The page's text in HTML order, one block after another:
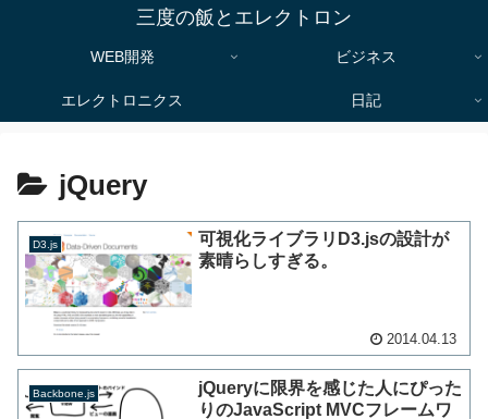
三度の飯とエレクトロン
WEB開発 ビジネス
エレクトロニクス 日記
jQuery
D3.js
可視化ライブラリD3.jsの設計が
素晴らしすぎる。
2014.04.13
Backbone.js
jQueryに限界を感じた人にぴった
りのJavaScript MVCフレームワ